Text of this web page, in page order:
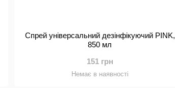
Спрей універсальний дезінфікуючий PINK,
850 мл
151 грн
Немає в наявності